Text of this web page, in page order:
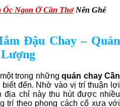
Ốc Ngon Ở Cần ThơNên Ghé
Đậu Chay – Quán
trong những quán chay Cần
đến. Nhờ vào vị trí thuận lợi
địa chỉ này thu hút được nhiều
trí theo phong cách cổ xưa với